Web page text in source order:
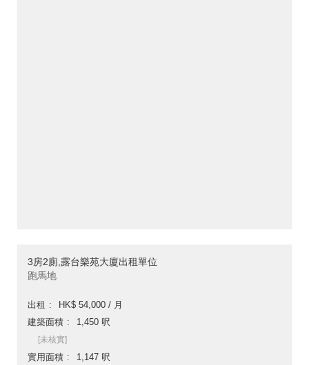
3房2廁,露台樂苑大廈出租單位
跑馬地
出租
HK$ 54,000 / 月
建築面積
1,450 呎
[未核實]
實用面積 1,147 呎